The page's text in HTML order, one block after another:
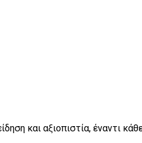
και αξιοπιστία, έναντι